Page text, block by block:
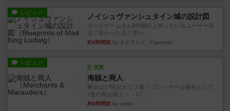
レビュー ノイシュヴァンシュタイン城の設計図
ボードゲームを1,000個以上持っているユーザー視
点で良かった点と悪か...
約4時間前 by オグランド（Oguland）
レビュー
充実
海賊と商人
舞台は17世紀カリブ海！ プレイヤーは船長として
1隻の船を駆り・・17...
約5時間前 by yuishi